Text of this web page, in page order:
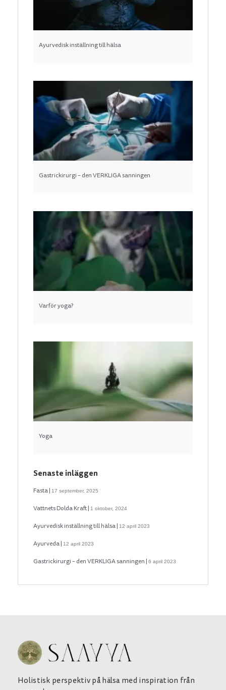
Ayurvedisk inställning till hälsa
Gastrickirurgi – den VERKLIGA sanningen
Varför yoga?
Yoga
Senaste inläggen
Fasta 17 september, 2025
Vattnets Dolda Kraft 1 oktober, 2024
Ayurvedisk inställning till hälsa 12 april 2023
Ayurveda 12 april 2023
Gastrickirurgi – den VERKLIGA sanningen 6 april 2023
Holistisk perspektiv på hälsa med inspiration från